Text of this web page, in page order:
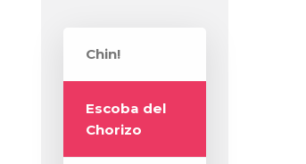
Chin!
Escoba del
Chorizo